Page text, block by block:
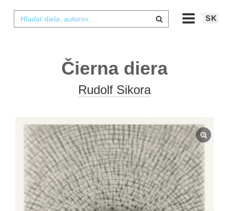
SK
Čierna diera
Rudolf Sikora